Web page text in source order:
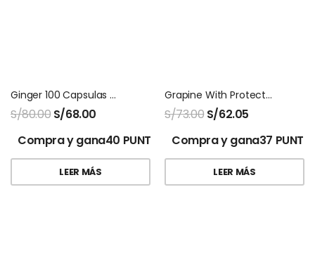
Ginger 100 Capsulas Natures Sunshine
S/80.00 S/68.00
Compra y gana40 PUNTOS!
LEER MÁS
Grapine With Protector 120 Tabletas Natures Sunshine
S/73.00 S/62.05
Compra y gana37
LEER MÁS